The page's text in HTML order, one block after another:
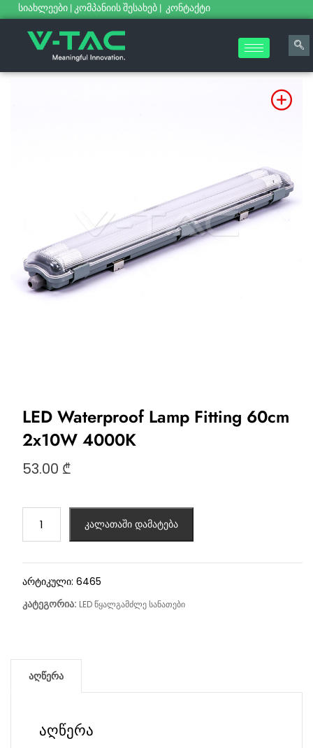
სიახლეები | კომპანიის შესახებ | კონტაქტი
LED Waterproof Lamp Fitting 60cm
2x10W 4000K
53.00 ₾
კალათაში დამატება
არტიკული: 6465
კატეგორია: LED წყალგამძლე სანათები
აღწერა
აღწერა